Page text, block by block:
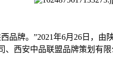
品牌。”2021年6月26日，
、西安中品联盟品牌策划有